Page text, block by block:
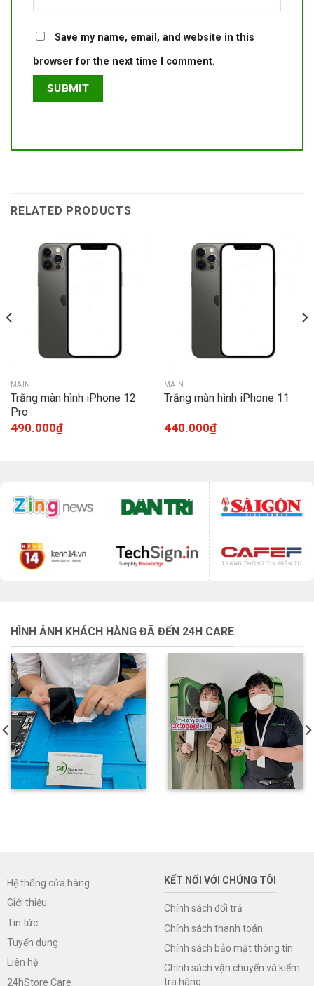
Save my name, email, and website in this
browser for the next time I comment.
RELATED PRODUCTS
MAIN
Trắng màn hình iPhone 12
Pro
490.000₫
MAIN
Trắng màn hình iPhone 11
440.000₫
HÌNH ẢNH KHÁCH HÀNG ĐÃ ĐẾN 24H CARE
Hệ thống cửa hàng
Giới thiệu
Tin tức
Tuyển dụng
Liên hệ
24hStore Care
KẾT NỐI VỚI CHÚNG TÔI
Chính sách đổi trả
Chính sách thanh toán
Chính sách bảo mật thông tin
Chính sách vận chuyển và kiểm
tra hàng